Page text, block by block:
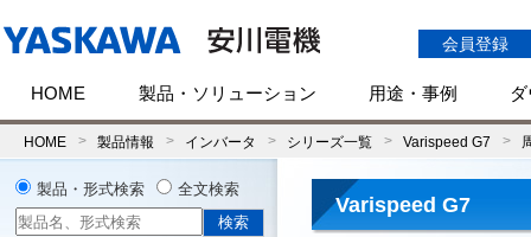
会員登録
HOME 製品・ソリューション 用途・事例
HOME 製品情報 インバータ シリーズ一覧 Varispeed G7
Varispeed G7
製品・形式検索 全文検索